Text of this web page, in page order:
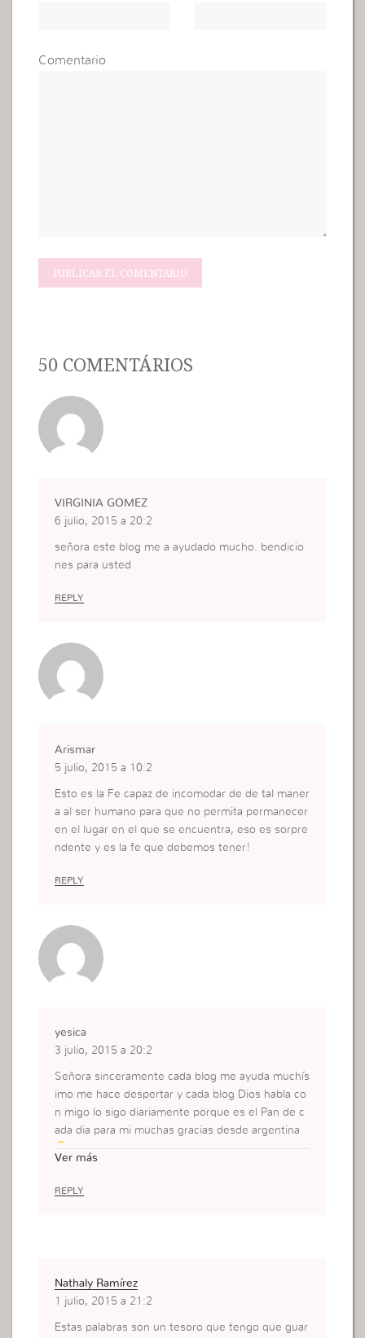
Comentario
50 COMENTÁRIOS
VIRGINIA GOMEZ
6 julio, 2015 a 20:2
señora este blog me a ayudado mucho. bendicio
nes para usted
REPLY
Arismar
5 julio, 2015 a 10:2
Esto es la Fe capaz de incomodar de de tal maner
a al ser humano para que no permita permanecer
en el lugar en el que se encuentra, eso es sorpre
ndente y es la fe que debemos tener!
REPLY
yesica
3 julio, 2015 a 20:2
Señora sinceramente cada blog me ayuda muchís
imo me hace despertar y cada blog Dios habla co
n migo lo sigo diariamente porque es el Pan de c
ada dia para mi muchas gracias desde argentina
Ver más
REPLY
Nathaly Ramírez
1 julio, 2015 a 21:2
Estas palabras son un tesoro que tengo que guar